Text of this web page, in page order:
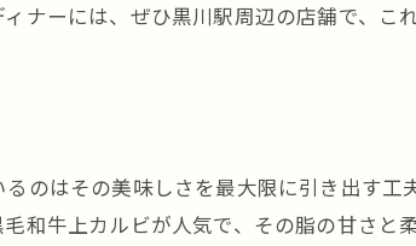
ナーには、ぜひ黒川駅周辺の店舗で、こ
のはその美味しさを最大限に引き出す工
和牛上カルビが人気で、その脂の甘さと